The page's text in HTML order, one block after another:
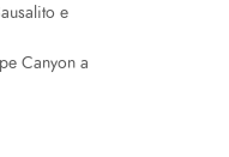
e
Canyon a